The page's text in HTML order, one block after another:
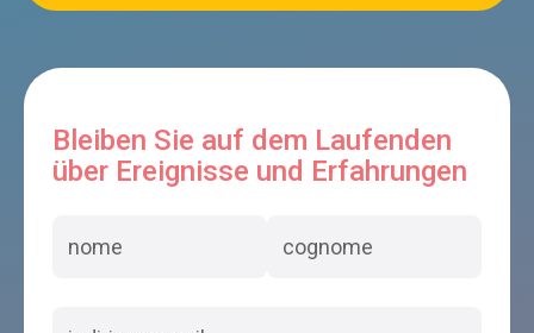
Bleiben Sie auf dem Laufenden
über Ereignisse und Erfahrungen